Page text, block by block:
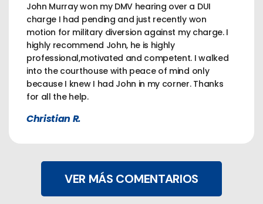
John Murray won my DMV hearing over a DUI
charge I had pending and just recently won
motion for military diversion against my charge. I
highly recommend John, he is highly
professional,motivated and competent. I walked
into the courthouse with peace of mind only
because I knew I had John in my corner. Thanks
for all the help.
Christian R.
VER MÁS COMENTARIOS